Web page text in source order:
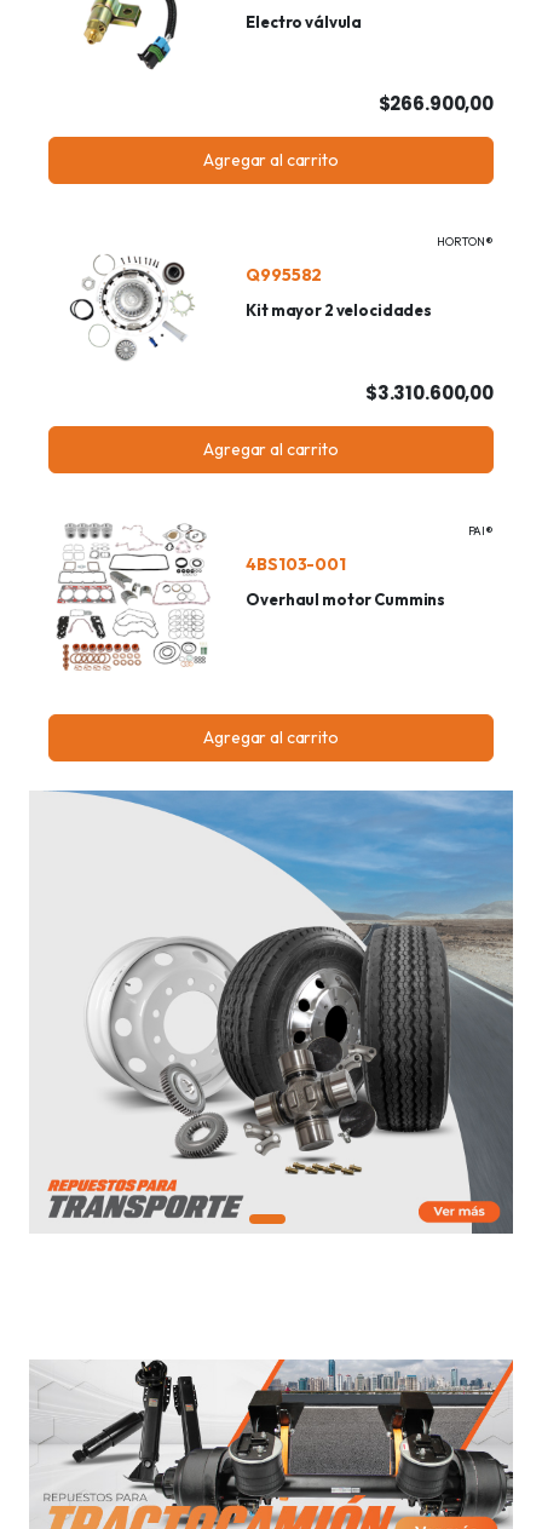
Electro válvula
$266.900,00
Agregar al carrito
HORTON®
Q995582
Kit mayor 2 velocidades
$3.310.600,00
Agregar al carrito
PAI®
4BS103-001
Overhaul motor Cummins
Agregar al carrito